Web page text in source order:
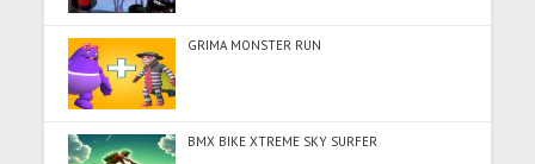
GRIMA MONSTER RUN
BMX BIKE XTREME SKY SURFER